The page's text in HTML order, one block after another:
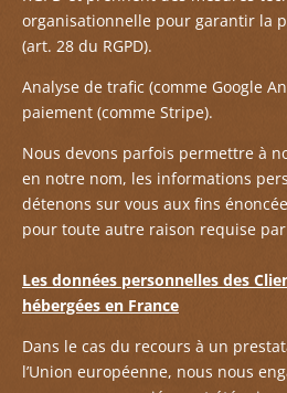
organisationnelle pour garantir la
(art. 28 du RGPD).
Analyse de trafic (comme Google
paiement (comme Stripe).
Nous devons parfois permettre à
en notre nom, les informations
détenons sur vous aux fins
pour toute autre raison requise
Les données personnelles des
hébergées en France
Dans le cas du recours à un
l’Union européenne, nous nous